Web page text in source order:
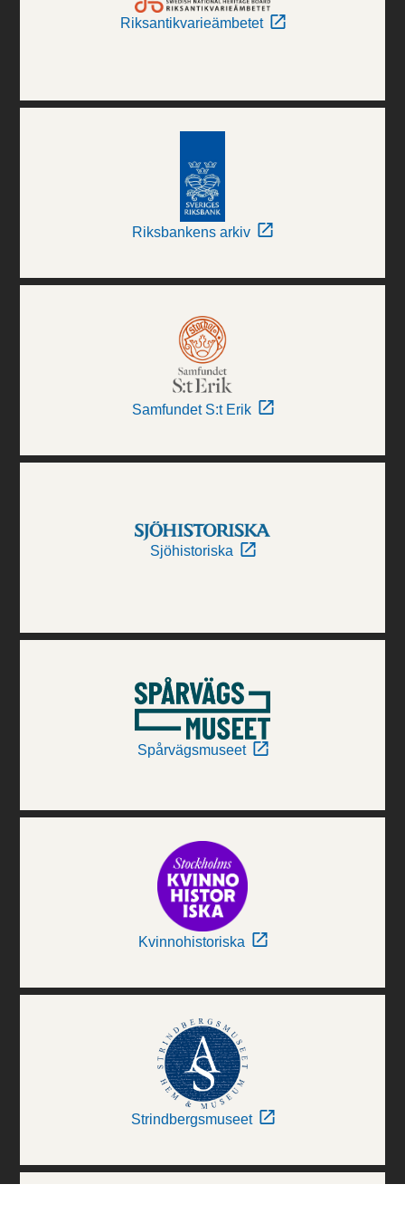
Riksantikvarieämbetet
Riksbankens arkiv
Samfundet S:t Erik
Sjöhistoriska
Spårvägsmuseet
Kvinnohistoriska
Strindbergsmuseet